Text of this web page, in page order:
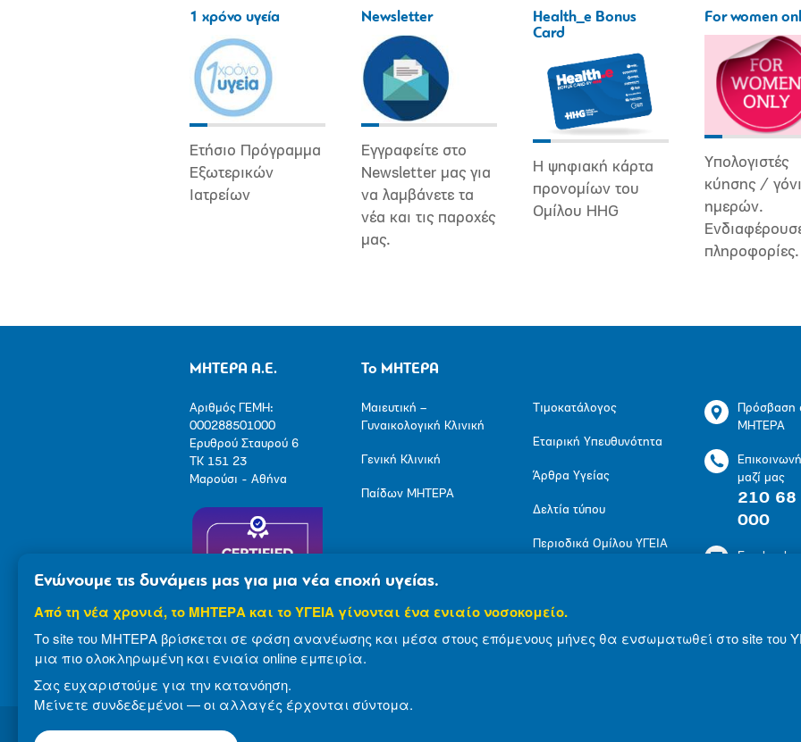
1 χρόνο υγεία
Ετήσιο Πρόγραμμα
Εξωτερικών
Ιατρείων
Newsletter
Εγγραφείτε στο
Newsletter μας για
να λαμβάνετε τα
νέα και τις παροχές
μας.
Health_e Bonus
Card
Η ψηφιακή κάρτα
προνομίων του
Ομίλου HHG
For women
Υπολογιστές
κύησης /
ημερών.
πληροφορίες.
ΜΗΤΕΡΑ Α.Ε.
Αριθμός ΓΕΜΗ:
000288501000
Ερυθρού Σταυρού 6
ΤΚ 151 23
Μαρούσι - Αθήνα
Το ΜΗΤΕΡΑ
Μαιευτική –
Γυναικολογική Κλινική
Γενική Κλινική
Παίδων ΜΗΤΕΡΑ
Τιμοκατάλογος
Εταιρική Υπευθυνότητα
Άρθρα Υγείας
Δελτία τύπου
Περιοδικά Ομίλου ΥΓΕΙΑ
Δεδομένων
Πολιτική Cookies
Πρόσβαση
ΜΗΤΕΡΑ
μαζί μας
210 68
000
Facebook
Youtube
Ενώνουμε τις δυνάμεις μας για μια νέα εποχή υγείας.
Από τη νέα χρονιά, το ΜΗΤΕΡΑ και το ΥΓΕΙΑ γίνονται ένα ενιαίο νοσοκομείο.
Το site του ΜΗΤΕΡΑ βρίσκεται σε φάση ανανέωσης και μέσα στους επόμενους μήνες θα ενσωματωθεί στο site του
μια πιο ολοκληρωμένη και ενιαία online εμπειρία.
Σας ευχαριστούμε για την κατανόηση.
Μείνετε συνδεδεμένοι — οι αλλαγές έρχονται σύντομα.